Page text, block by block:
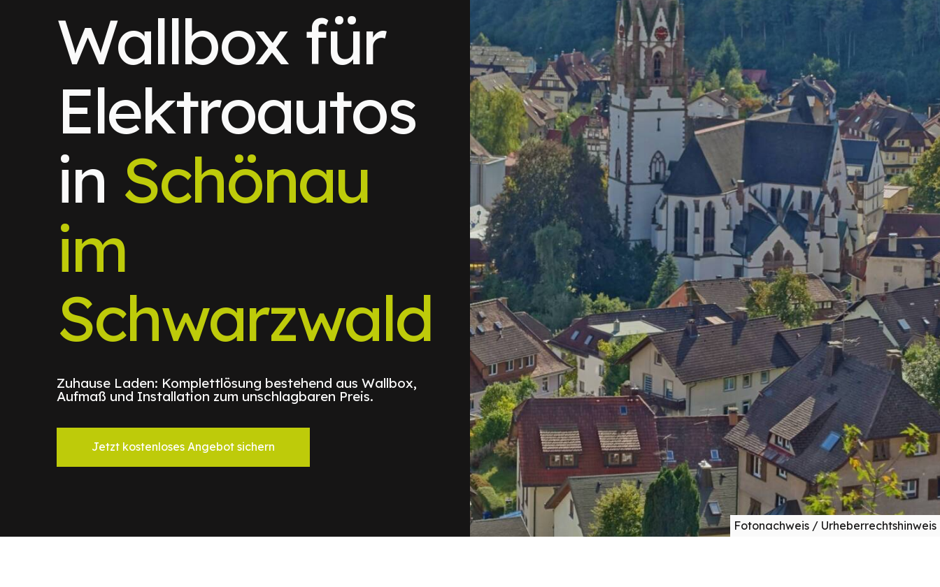
Wallbox für
Elektroautos
in Schönau
im
Schwarzwald
Zuhause Laden: Komplettlösung bestehend aus Wallbox,
Aufmaß und Installation zum unschlagbaren Preis.
Jetzt kostenloses Angebot sichern
Fotonachweis / Urheberrechtshinweis